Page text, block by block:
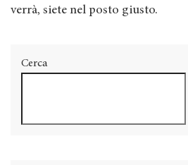
verrà, siete nel posto giusto.
Cerca